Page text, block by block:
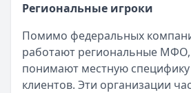
Региональные игроки
Помимо федеральных
работают региональные
понимают местную
клиентов. Эти организации